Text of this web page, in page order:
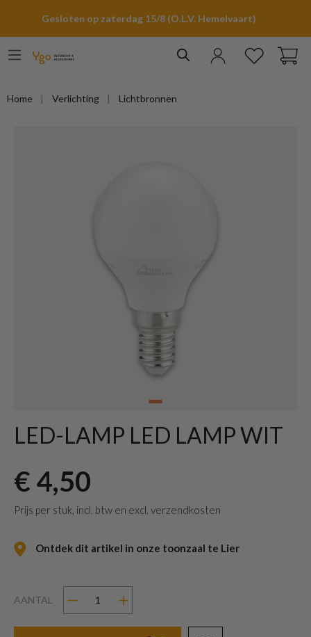
Gesloten op zaterdag 15/8 (O.L.V. Hemelvaart)
Home Verlichting Lichtbronnen
LED-LAMP LED LAMP WIT
€ 4,50
Prijs per stuk, incl. btw en excl. verzendkosten
Ontdek dit artikel in onze toonzaal te Lier
AANTAL